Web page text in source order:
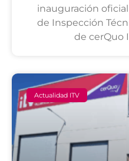
inauguración
de Inspección
de cerQuo
Actualidad ITV